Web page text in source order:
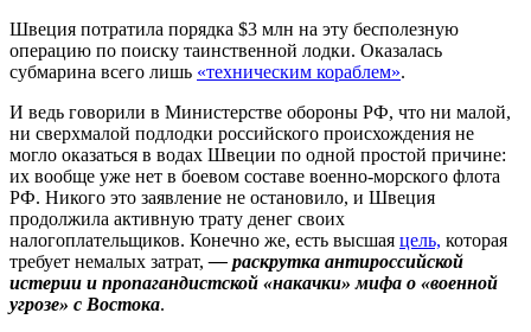
Швеция потратила порядка $3 млн на эту бесполезную
операцию по поиску таинственной лодки. Оказалась
субмарина всего лишь «техническим кораблем».
И ведь говорили в Министерстве обороны РФ, что ни малой,
ни сверхмалой подлодки российского происхождения не
могло оказаться в водах Швеции по одной простой причине:
их вообще уже нет в боевом составе военно-морского флота
РФ. Никого это заявление не остановило, и Швеция
продолжила активную трату денег своих
налогоплательщиков. Конечно же, есть высшая цель, которая
требует немалых затрат,— раскрутка антироссийской
истерии и пропагандистской «накачки» мифа о «военной
угрозе» с Востока.